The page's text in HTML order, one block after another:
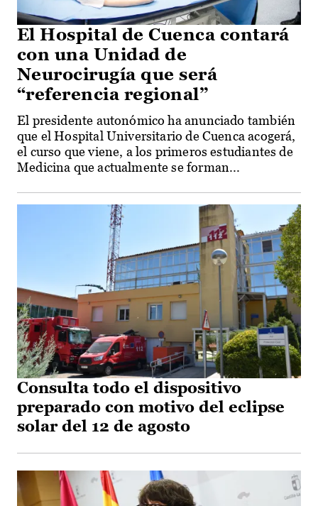
El Hospital de Cuenca contará
con una Unidad de
Neurocirugía que será
“referencia regional”
El presidente autonómico ha anunciado también
que el Hospital Universitario de Cuenca acogerá,
el curso que viene, a los primeros estudiantes de
Medicina que actualmente se forman...
Consulta todo el dispositivo
preparado con motivo del eclipse
solar del 12 de agosto